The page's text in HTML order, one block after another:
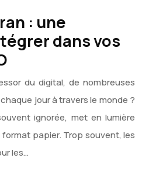
: une
dans vos
du digital, de nombreuses
jour à travers le monde ?
ignorée, met en lumière
papier. Trop souvent, les
les…